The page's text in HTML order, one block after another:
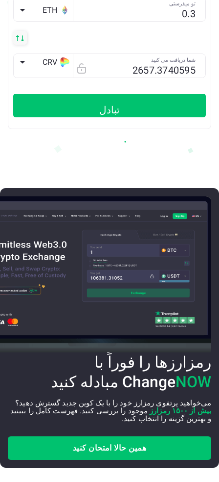
تو میفرستی
ETH
شما دریافت می کنید CRV
تبادل
رمزارزها را فوراً با
ChangeNOW مبادله کنید
می‌خواهید پرتفوی رمزارز خود را با یک کوین جدید گسترش دهید؟
بیش از ۱۵۰۰ رمزارز
موجود را بررسی کنید. فهرست کامل را ببینید
و بهترین گزینه را انتخاب کنید.
همین حالا امتحان کنید